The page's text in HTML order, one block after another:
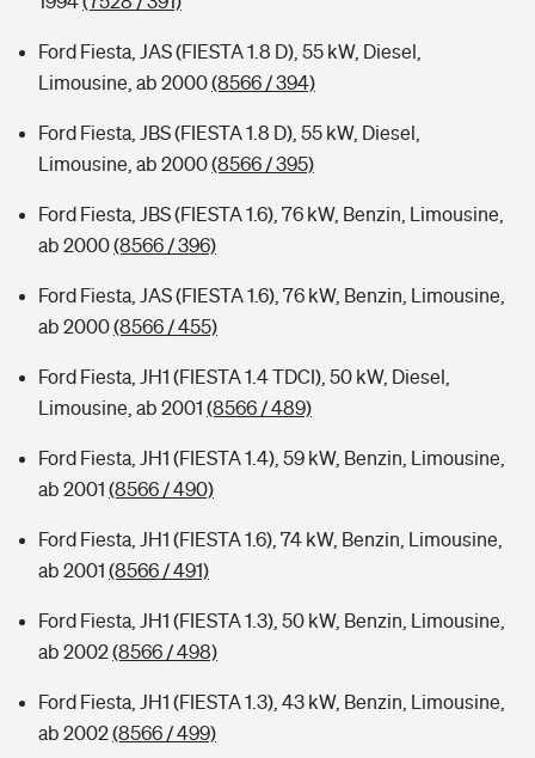
Ford Fiesta, JAS (FIESTA 1.8 D), 55 kW, Diesel,
Limousine, ab 2000(8566 / 394)
Ford Fiesta, JBS (FIESTA 1.8 D), 55 kW, Diesel,
Limousine, ab 2000(8566 / 395)
Ford Fiesta, JBS (FIESTA 1.6), 76 kW, Benzin, Limousine,
ab 2000(8566 / 396)
Ford Fiesta, JAS (FIESTA 1.6), 76 kW, Benzin, Limousine,
ab 2000(8566 / 455)
Ford Fiesta, JH1 (FIESTA 1.4 TDCI), 50 kW, Diesel,
Limousine, ab 2001 (8566 / 489)
Ford Fiesta, JH1 (FIESTA 1.4), 59 kW, Benzin, Limousine,
ab 2001 (8566 / 490)
Ford Fiesta, JH1 (FIESTA 1.6), 74 kW, Benzin, Limousine,
ab 2001 (8566 / 491)
Ford Fiesta, JH1 (FIESTA 1.3), 50 kW, Benzin, Limousine,
ab 2002(8566 / 498)
Ford Fiesta, JH1 (FIESTA 1.3), 43 kW, Benzin, Limousine,
ab 2002(8566 / 499)